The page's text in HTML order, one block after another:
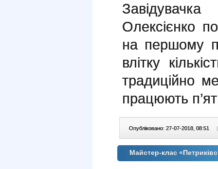
Олексієнко
на першому
влітку
традиційно
працюють
Опубліковано: 27-07-2018, 08:51 |
Майстер-клас